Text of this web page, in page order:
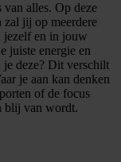
van alles. Op deze
zal jij op meerdere
jezelf en in jouw
juiste energie en
deze? Dit verschilt
je aan kan denken
of de focus
blij van wordt.